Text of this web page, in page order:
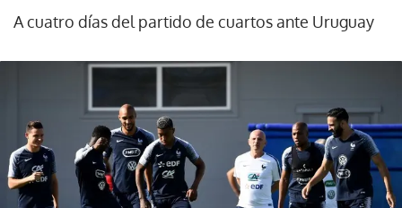
A cuatro días del partido de cuartos ante Uruguay